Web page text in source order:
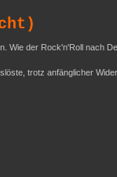
Wie der Rock'n'Roll nach
trotz anfänglicher